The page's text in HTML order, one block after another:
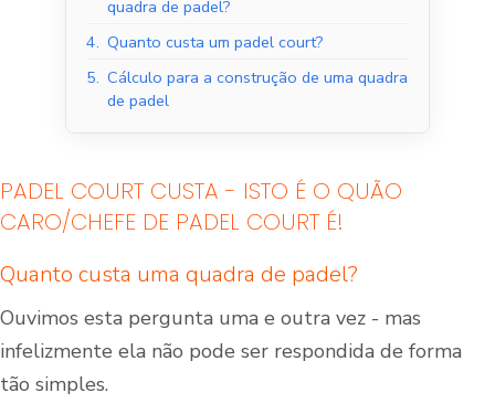
quadra de padel?
4. Quanto custa um padel court?
5. Cálculo para a construção de uma quadra
de padel
PADEL COURT CUSTA - ISTO É O QUÃO
CARO/CHEFE DE PADEL COURT É!
Quanto custa uma quadra de padel?
Ouvimos esta pergunta uma e outra vez - mas
infelizmente ela não pode ser respondida de forma
tão simples.